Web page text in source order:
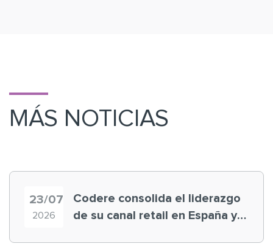
MÁS NOTICIAS
23/07
2026
Codere consolida el liderazgo
de su canal retail en España y